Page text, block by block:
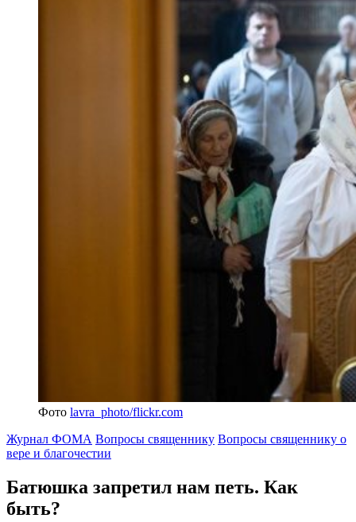
Фото lavra_photo/flickr.com
Журнал ФОМА Вопросы священнику Вопросы священнику о
вере и благочестии
Батюшка запретил нам петь. Как
быть?